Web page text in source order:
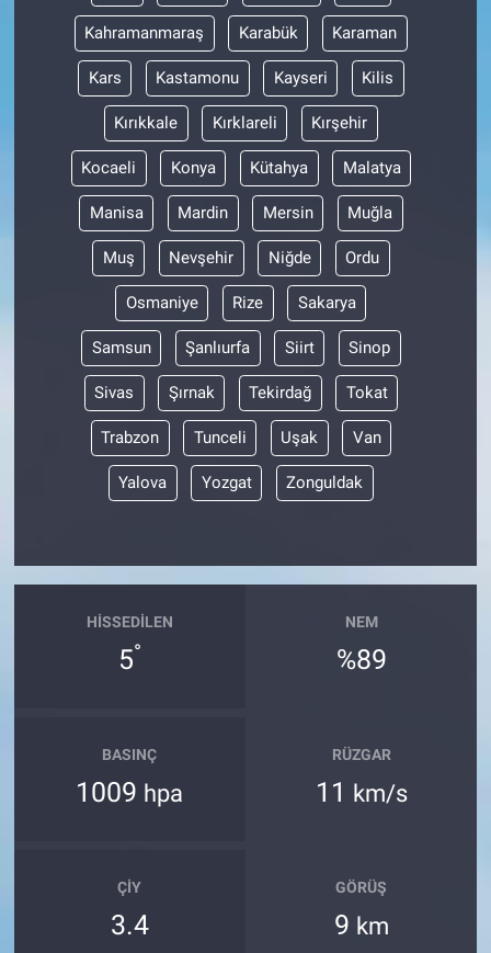
Kahramanmaraş Karabük Karaman
Kars Kastamonu Kayseri Kilis
Kırıkkale Kırklareli Kırşehir
Kocaeli Konya Kütahya Malatya
Manisa Mardin Mersin Muğla
Muş Nevşehir Niğde Ordu
Osmaniye Rize Sakarya
Samsun Şanlıurfa Siirt Sinop
Sivas Şırnak Tekirdağ Tokat
Trabzon Tunceli Uşak Van
Yalova Yozgat Zonguldak
HISSEDILEN
5°
NEM
%89
BASINÇ
1009 hpa
RÜZGAR
11 km/s
ÇIY
3.4
GÖRÜŞ
9 km